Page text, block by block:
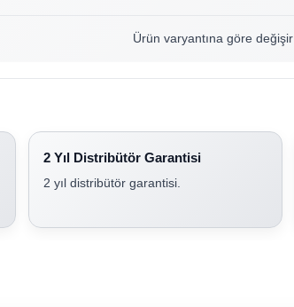
Ürün varyantına göre değişir
2 Yıl Distribütör Garantisi
2 yıl distribütör garantisi.